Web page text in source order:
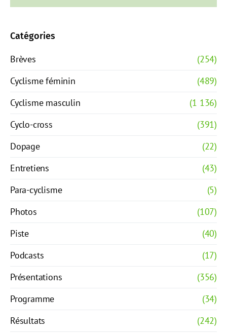
Catégories
Brèves
(254)
Cyclisme féminin
(489)
Cyclisme masculin
(1 136)
Cyclo-cross
(391)
Dopage
(22)
Entretiens
(43)
Para-cyclisme
(5)
Photos
(107)
Piste
(40)
Podcasts
(17)
Présentations
(356)
Programme
(34)
Résultats
(242)